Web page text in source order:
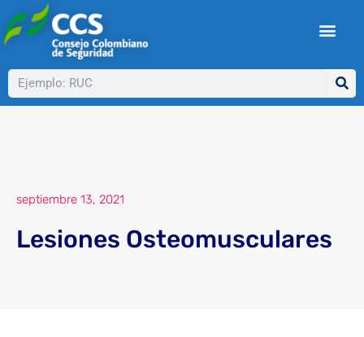
al
contenido
Buscar
septiembre 13, 2021
Lesiones Osteomusculares